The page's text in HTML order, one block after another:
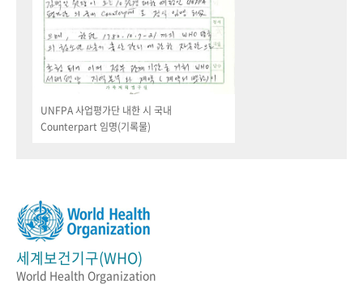
UNFPA 사업평가단 내한 시 국내
Counterpart 임명(기록물)
세계보건기구(WHO)
World Health Organization